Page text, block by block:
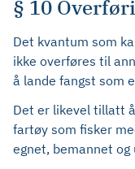
§ 10
Det kvantum som
ikke overføres til
å lande fangst som
Det er likevel tillatt
fartøy som fisker
egnet, bemannet